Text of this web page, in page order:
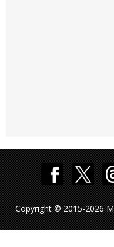
Copyright © 2015-2026